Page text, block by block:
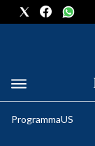
METEO
ProgrammaUS